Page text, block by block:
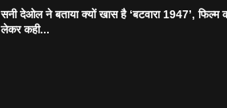
सनी देओल ने बताया क्यों खास है ‘बटवारा 1947’, फिल्म
लेकर कही...